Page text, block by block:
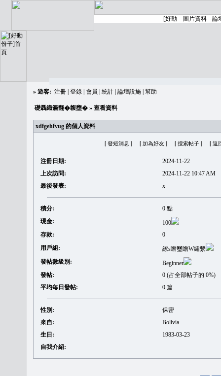
» 遊客: 注冊 登錄 會員 統計 論壇設施 幫助
礎聶織簷翻�䪖壅� » 查看資料
xdfgehfvug 的個人資料
[ 發短消息 ] [ 加為好友 ] [ 搜索帖子 ] [ 返
注冊日期:
2024-11-22
上次訪問:
2024-11-22 10:47 AM
最後發表:
x
積分:
0 點
現金:
100
存款:
0
用戶組:
繚s瞻璽瞻W繡繫
發帖數級別:
Beginner
發帖:
0 (占全部帖子的 0%)
平均每日發帖:
0 篇
性別:
保密
來自:
Bolivia
生日:
1983-03-23
自我介紹: